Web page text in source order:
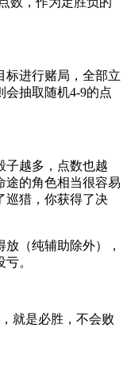
进行赌局， 全部立
会抽取随机4-9的点
子越多，点数也越
途的角色相当很容易
巡猎，你获得了决
放 （纯辅助除外），
。
就是必胜，不会败